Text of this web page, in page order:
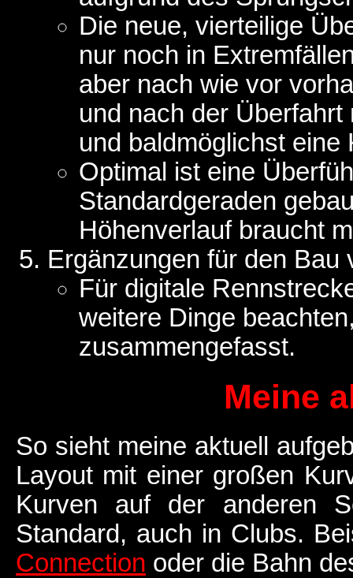
Die neue, vierteilige
nur noch in
aber nach wie vor
und nach der
und baldmöglichst eine
Optimal ist eine
Standardgeraden
Höhenverlauf braucht
Ergänzungen für den
Für digitale
weitere Dinge
zusammengefasst.
Meine
So sieht meine aktuell
Layout mit einer großen
Kurven auf der anderen
Standard, auch in Clubs.
Connection oder die Bahn